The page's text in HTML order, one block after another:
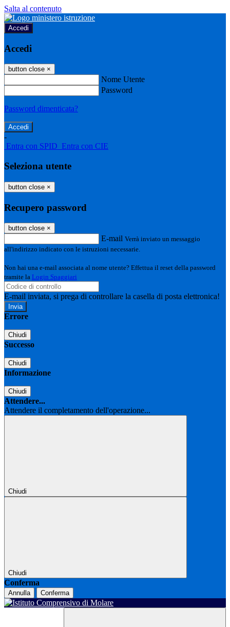
Salta al contenuto
Accedi
Accedi
button close ×
Nome Utente
Password
Password dimenticata?
-
Entra con SPID Entra con CIE
Seleziona utente
button close ×
Recupero password
button close ×
E-mail Verrà inviato un messaggio
all'indirizzo indicato con le istruzioni necessarie.
Non hai una e-mail associata al nome utente? Effettua il reset della password
tramite la Login Spaggiari
E-mail inviata, si prega di controllare la casella di posta elettronica!
Errore
Chiudi
Successo
Chiudi
Informazione
Chiudi
Attendere...
Attendere il completamento dell'operazione...
Chiudi
Chiudi
Conferma
Annulla Conferma